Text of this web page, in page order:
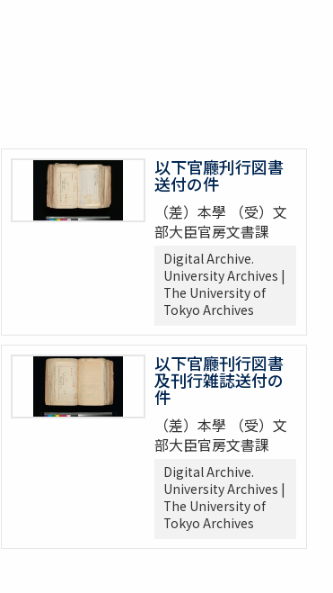
以下官廳刋行図書
送付の件
（差）本學 （受）文
部大臣官房文書課
Digital Archive.
University Archives |
The University of
Tokyo Archives
以下官廳刊行図書
及刊行雑誌送付の
件
（差）本學 （受）文
部大臣官房文書課
Digital Archive.
University Archives |
The University of
Tokyo Archives